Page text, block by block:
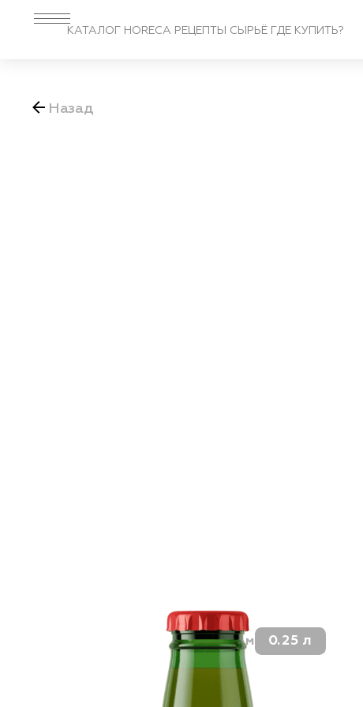
КАТАЛОГ HORECA РЕЦЕПТЫ СЫРЬЁ ГДЕ КУПИТЬ?
Назад
Объём 0.25 л